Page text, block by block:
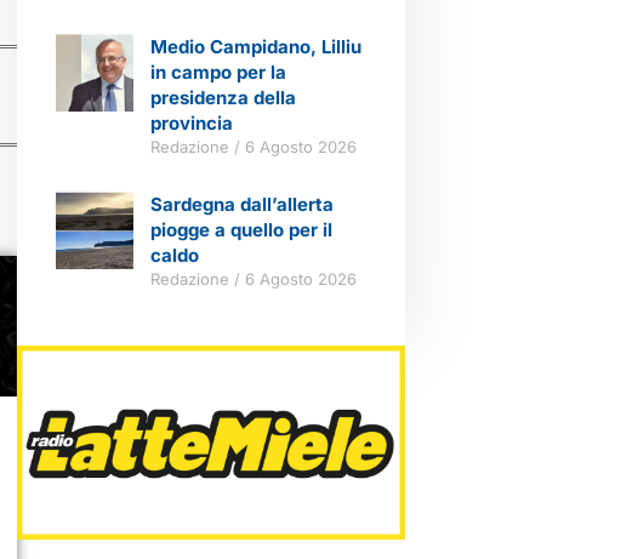
Medio Campidano, Lilliu
in campo per la
presidenza della
provincia
Redazione 6 Agosto 2026
Sardegna dall’allerta
piogge a quello per il
caldo
Redazione 6 Agosto 2026